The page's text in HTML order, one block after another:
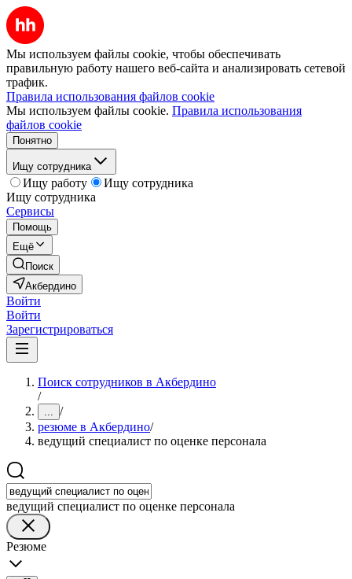
Мы используем файлы cookie, чтобы обеспечивать
правильную работу нашего веб-сайта и анализировать сетевой
трафик.
Правила использования файлов cookie
Мы используем файлы cookie. Правила использования
файлов cookie
Понятно
Ищу сотрудника
Ищу работу
Ищу сотрудника
Ищу сотрудника
Сервисы
Помощь
Ещё
Поиск
Акбердино
Войти
Войти
Зарегистрироваться
Поиск сотрудников в Акбердино
/
... /
резюме в Акбердино/
ведущий специалист по оценке персонала
ведущий специалист по оценке персонала
Резюме